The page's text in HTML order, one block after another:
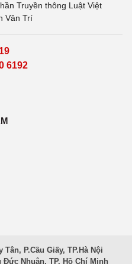
Truyền thông Luật Việt
Văn Trí
6192
P.Cầu Giấy, TP.Hà Nội
Nhuận, TP. Hồ Chí Minh